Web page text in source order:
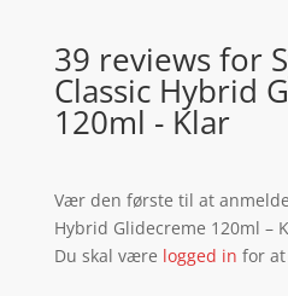
39 reviews for
Classic Hybrid
120ml - Klar
Vær den første til at anmelde
Hybrid Glidecreme 120ml –
Du skal være logged in for